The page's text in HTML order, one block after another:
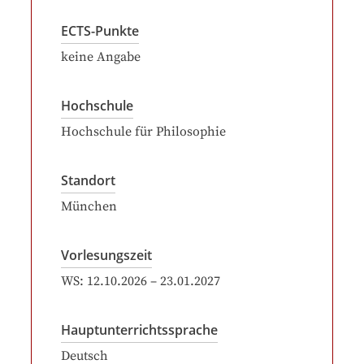
ECTS-Punkte
keine Angabe
Hochschule
Hochschule für Philosophie
Standort
München
Vorlesungszeit
WS: 12.10.2026 – 23.01.2027
Hauptunterrichtssprache
Deutsch